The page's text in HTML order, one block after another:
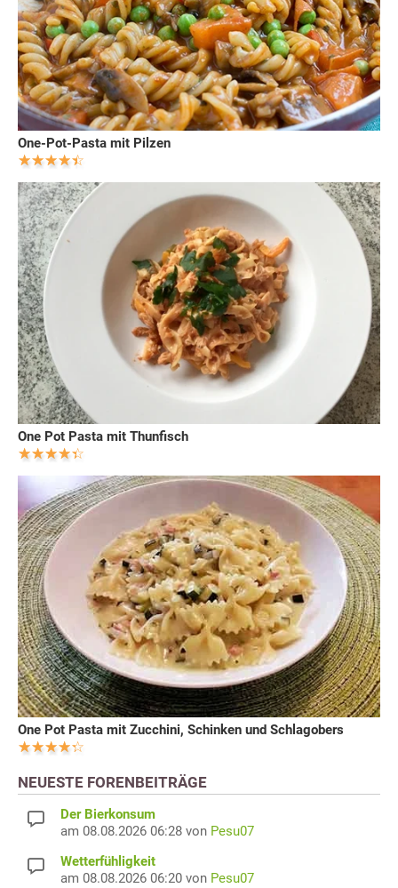
One-Pot-Pasta mit Pilzen
One Pot Pasta mit Thunfisch
One Pot Pasta mit Zucchini, Schinken und Schlagobers
NEUESTE FORENBEITRÄGE
Der Bierkonsum
am 08.08.2026 06:28 von Pesu07
Wetterfühligkeit
am 08.08.2026 06:20 von Pesu07